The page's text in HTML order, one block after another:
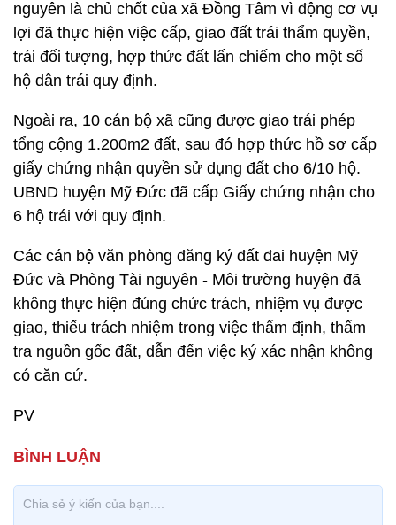
nguyên là chủ chốt của xã Đồng Tâm vì động cơ vụ
lợi đã thực hiện việc cấp, giao đất trái thẩm quyền,
trái đối tượng, hợp thức đất lấn chiếm cho một số
hộ dân trái quy định.
Ngoài ra, 10 cán bộ xã cũng được giao trái phép
tổng cộng 1.200m2 đất, sau đó hợp thức hồ sơ cấp
giấy chứng nhận quyền sử dụng đất cho 6/10 hộ.
UBND huyện Mỹ Đức đã cấp Giấy chứng nhận cho
6 hộ trái với quy định.
Các cán bộ văn phòng đăng ký đất đai huyện Mỹ
Đức và Phòng Tài nguyên - Môi trường huyện đã
không thực hiện đúng chức trách, nhiệm vụ được
giao, thiếu trách nhiệm trong việc thẩm định, thẩm
tra nguồn gốc đất, dẫn đến việc ký xác nhận không
có căn cứ.
PV